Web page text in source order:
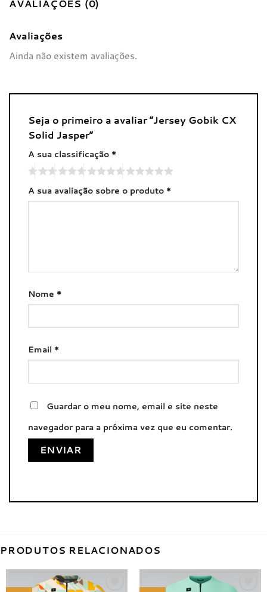
AVALIAÇÕES (0)
Avaliações
Ainda não existem avaliações.
Seja o primeiro a avaliar “Jersey Gobik CX
Solid Jasper”
A sua classificação *
A sua avaliação sobre o produto *
Nome *
Email *
Guardar o meu nome, email e site neste
navegador para a próxima vez que eu comentar.
PRODUTOS RELACIONADOS